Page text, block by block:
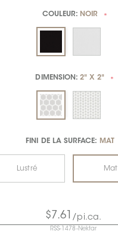
COULEUR: NOIR *
DIMENSION:2" X 2" *
FINI DE LA SURFACE: MAT
Lustré Mat
$7.61 /pi.ca.
RSS-1478-Nektar